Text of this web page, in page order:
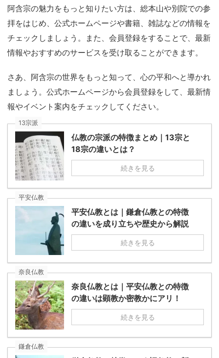
阿含宗の魅力をもっと知りたい方は、総本山や別院での参
拝をはじめ、公式ホームページや書籍、雑誌などの情報を
チェックしましょう。また、会員登録をすることで、最新
情報やおすすめのサービスを受け取ることができます。
さあ、阿含宗の世界をもっと知って、心の平和へと導かれ
ましょう。公式ホームページから会員登録をして、最新情
報やイベント案内をチェックしてください。
13宗派
仏教の宗派の特徴まとめ｜13宗と
18宗の違いとは？
続きを見る
平安仏教
平安仏教とは｜鎌倉仏教との特徴
の違いを成り立ちや歴史から解説
続きを見る
奈良仏教
奈良仏教とは｜平安仏教との特徴
の違いは顕教か密教かにアリ！
続きを見る
鎌倉仏教